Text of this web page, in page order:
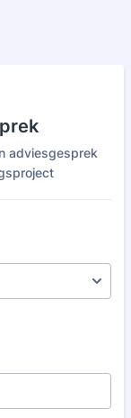
adviesgesprek